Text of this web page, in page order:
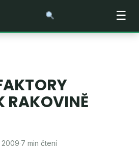
☰
RAKOVINĚ
2009·7 min čtení